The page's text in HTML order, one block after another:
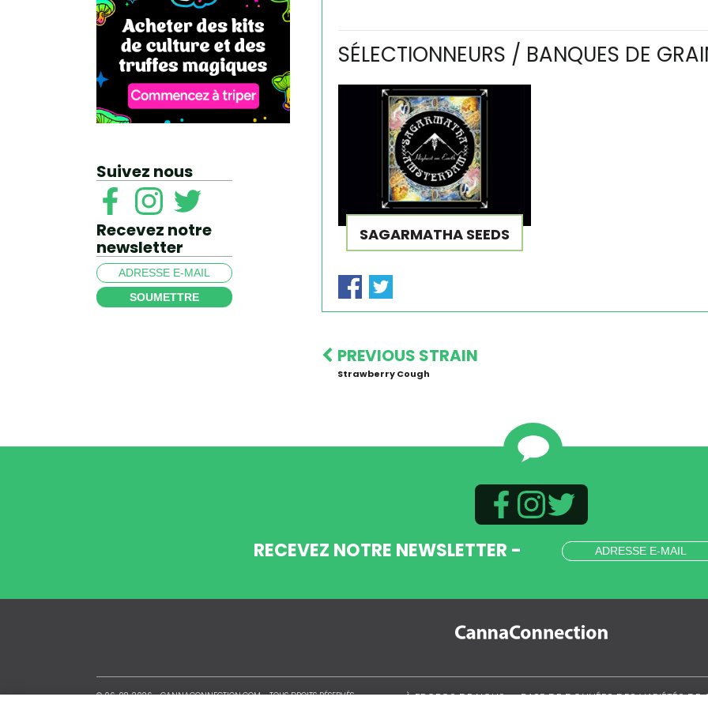
Suivez nous
Recevez notre
newsletter
SOUMETTRE
SÉLECTIONNEURS / BANQUES DE
SAGARMATHA SEEDS
PREVIOUS STRAIN
Strawberry Cough
RECEVEZ NOTRE NEWSLETTER -
© 06-08-2026 -CANNACONNECTION.COM- TOUS DROITS RÉSERVÉS.
À PROPOS DE NOUS
BASE DE DONNÉES DES VARIÉTÉS DE